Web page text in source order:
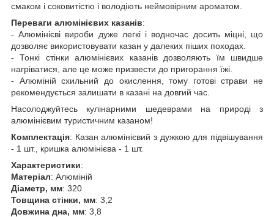
смаком і соковитістю і володіють неймовірним ароматом.
Переваги алюмінієвих казанів:
- Алюмінієві вироби дуже легкі і водночас досить міцні, що
дозволяє використовувати казан у далеких піших походах.
- Тонкі стінки алюмінієвих казанів дозволяють їм швидше
нагріватися, але це може призвести до пригорання їжі.
- Алюміній схильний до окислення, тому готові страви не
рекомендується залишати в казані на довгий час.
Насолоджуйтесь кулінарними шедеврами на природі з
алюмінієвим туристичним казаном!
Комплектація: Казан алюмінієвий з дужкою для підвішування
- 1 шт., кришка алюмінієва - 1 шт.
Характеристики:
Матеріал: Алюміній
Діаметр, мм: 320
Товщина стінки, мм: 3,2
Довжина дна, мм: 3,8